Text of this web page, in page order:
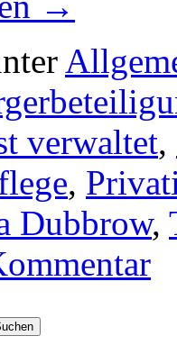
verwaltet,
,
Dubbrow,